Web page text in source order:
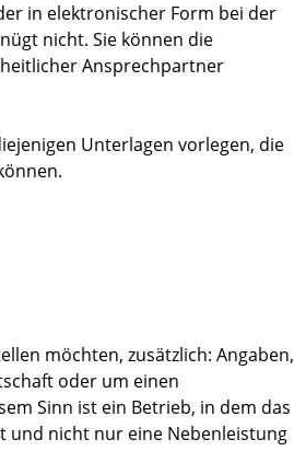
in elektronischer Form bei der
nicht. Sie können die
Ansprechpartner
Unterlagen vorlegen, die
möchten, zusätzlich: Angaben,
oder um einen
Sinn ist ein Betrieb, in dem das
und nicht nur eine Nebenleistung